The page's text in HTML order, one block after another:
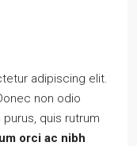
adipiscing elit.
non odio
quis rutrum
orci ac nibh